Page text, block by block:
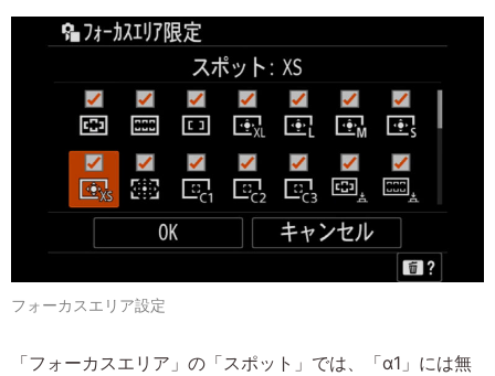
フォーカスエリア設定
「フォーカスエリア」の「スポット」では、「α1」には無